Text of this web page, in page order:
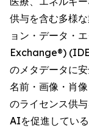
供与を含む多様
ョン・データ・
Exchange®)
のメタデータに
名前・画像・肖
のライセンス供
AIを促進してい